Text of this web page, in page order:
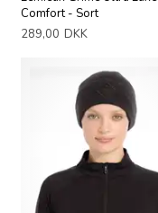
Comfort - Sort
289,00 DKK